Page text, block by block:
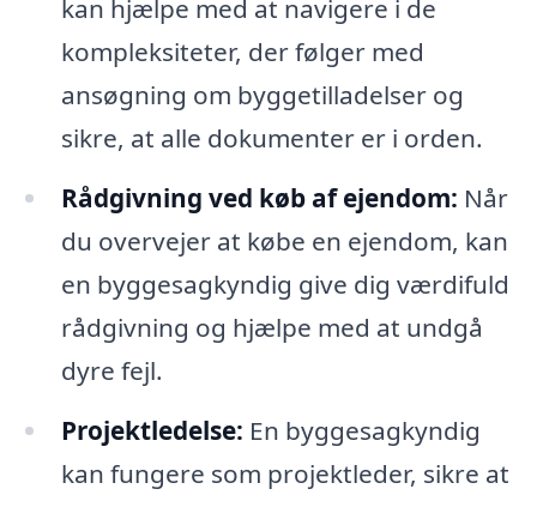
kan hjælpe med at navigere i de
kompleksiteter, der følger med
ansøgning om byggetilladelser og
sikre, at alle dokumenter er i orden.
Rådgivning ved køb af ejendom: Når
du overvejer at købe en ejendom, kan
en byggesagkyndig give dig værdifuld
rådgivning og hjælpe med at undgå
dyre fejl.
Projektledelse: En byggesagkyndig
kan fungere som projektleder, sikre at